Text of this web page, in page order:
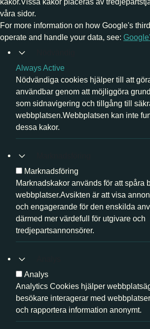
våra sidor.
For more information on how Google's
operate and handle your data, see:
Always Active
Nödvändiga cookies hjälper till att
användbar genom att möjliggöra
som sidnavigering och tillgång till
webbplatsen.Webbplatsen kan inte
dessa kakor.
Marknadsföring
Marknadskakor används för att spåra
webbplatser.Avsikten är att visa
och engagerande för den enskilda
därmed mer värdefull för utgivare och
tredjepartsannonsörer.
Analys
Analytics Cookies hjälper
besökare interagerar med
och rapportera information anonymt.